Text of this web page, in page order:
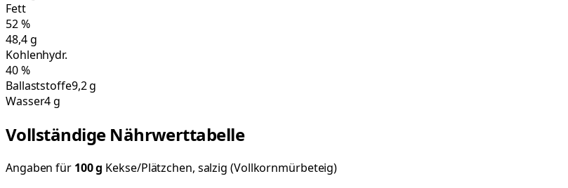
Fett
52%
48,4g
Kohlenhydr.
40%
Ballaststoffe9,2 g
Wasser4 g
Vollständige Nährwerttabelle
Angaben für 100g Kekse/Plätzchen, salzig (Vollkornmürbeteig)